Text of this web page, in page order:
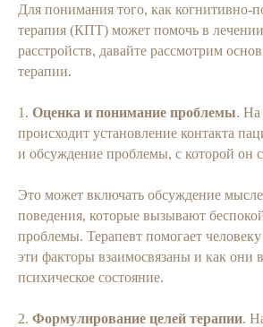
Для понимания того, как когнитивно-
терапия (КПТ) может помочь в
расстройств, давайте рассмотрим
терапии.
1. Оценка и понимание проблемы. На
происходит установление контакта
и обсуждение проблемы, с которой он
Это может включать обсуждение
поведения, которые вызывают
проблемы. Терапевт помогает
эти факторы взаимосвязаны и как они
психическое состояние.
2. Формулирование целей терапии.